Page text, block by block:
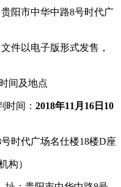
贵阳市中华中路8号时代广
件以电子版形式发售，
间及地点
时间： 2018年11月 16 日 10
号时代广场名仕楼18楼D座
构）